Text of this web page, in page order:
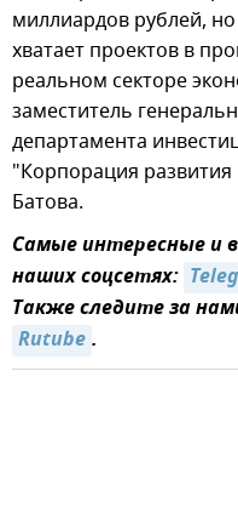
миллиардов рублей,
хватает проектов в
реальном секторе
заместитель
департамента
"Корпорация
Батова.
Самые интересные и
наших соцсетях:
Также следите за
Rutube.